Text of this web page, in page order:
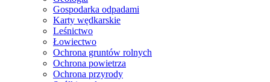
Gospodarka odpadami
Karty wędkarskie
Leśnictwo
Łowiectwo
Ochrona gruntów rolnych
Ochrona powietrza
Ochrona przyrody